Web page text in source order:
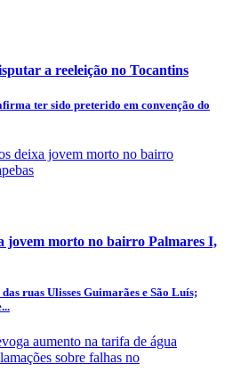
a reeleição no Tocantins
ter sido preterido em convenção do
jovem morto no bairro Palmares I,
ruas Ulisses Guimarães e São Luís;